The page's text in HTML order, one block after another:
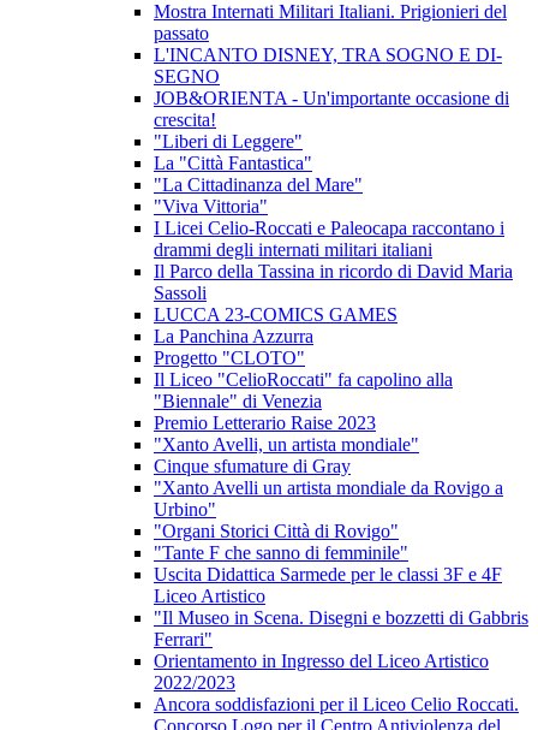
Mostra Internati Militari Italiani. Prigionieri del
passato
L'INCANTO DISNEY, TRA SOGNO E DI-
SEGNO
JOB&ORIENTA - Un'importante occasione di
crescita!
"Liberi di Leggere"
La "Città Fantastica"
"La Cittadinanza del Mare"
"Viva Vittoria"
I Licei Celio-Roccati e Paleocapa raccontano i
drammi degli internati militari italiani
Il Parco della Tassina in ricordo di David Maria
Sassoli
LUCCA 23-COMICS GAMES
La Panchina Azzurra
Progetto "CLOTO"
Il Liceo "CelioRoccati" fa capolino alla
"Biennale" di Venezia
Premio Letterario Raise 2023
"Xanto Avelli, un artista mondiale"
Cinque sfumature di Gray
"Xanto Avelli un artista mondiale da Rovigo a
Urbino"
"Organi Storici Città di Rovigo"
"Tante F che sanno di femminile"
Uscita Didattica Sarmede per le classi 3F e 4F
Liceo Artistico
"Il Museo in Scena. Disegni e bozzetti di Gabbris
Ferrari"
Orientamento in Ingresso del Liceo Artistico
2022/2023
Ancora soddisfazioni per il Liceo Celio Roccati.